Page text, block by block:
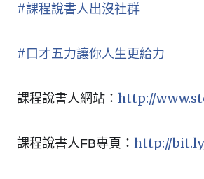
#課程說書人出沒社群
#口才五力讓你人生更給力
課程說書人網站： http://
課程說書人FB專頁： http://